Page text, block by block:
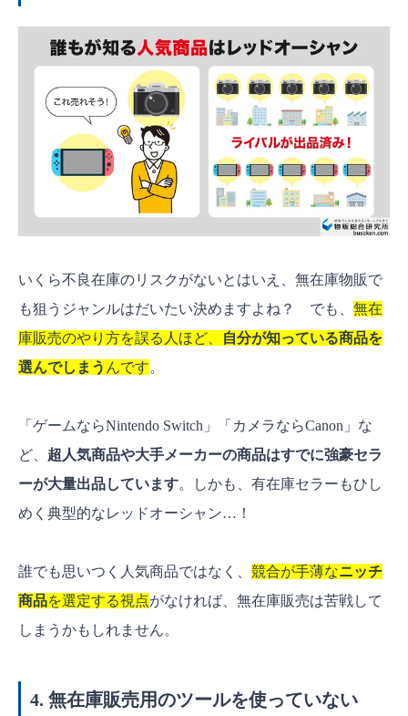
いくら不良在庫のリスクがないとはいえ、無在庫物販で
も狙うジャンルはだいたい決めますよね？ でも、 無在
庫販売のやり方を誤る人ほど、
自分が知っている商品を
選んでしまう んです。
「ゲームならNintendo Switch」「カメラならCanon」な
ど、 超人気商品や大手メーカーの商品はすでに強豪セラ
ーが大量出品しています。しかも、有在庫セラーもひし
めく典型的なレッドオーシャン…！
誰でも思いつく人気商品ではなく、 競合が手薄なニッチ
商品を選定する視点がなければ、無在庫販売は苦戦して
しまうかもしれません。
4. 無在庫販売用のツールを使っていない